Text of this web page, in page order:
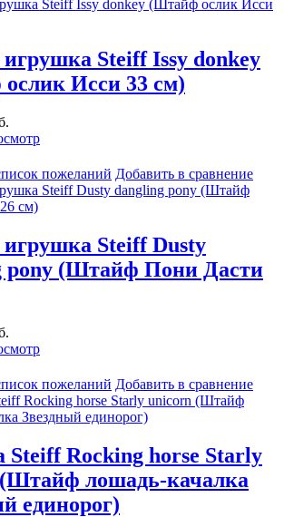
Steiff Issy donkey
Исси 33 см)
пожеланий Добавить в сравнение
Steiff Dusty
pony (Штайф Пони Дасти
пожеланий Добавить в сравнение
Steiff Rocking horse Starly
лошадь-качалка
единорог)